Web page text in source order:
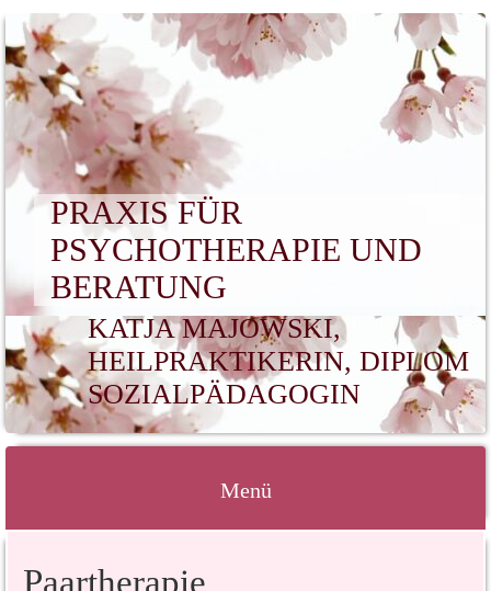
PRAXIS FÜR
PSYCHOTHERAPIE UND
BERATUNG
KATJA MAJOWSKI,
HEILPRAKTIKERIN, DIPLOM
SOZIALPÄDAGOGIN
Menü
zum
Paartherapie